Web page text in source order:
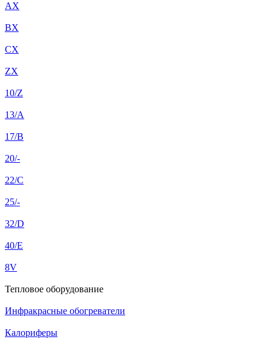
AX
BX
CX
ZX
10/Z
13/A
17/B
20/-
22/C
25/-
32/D
40/E
8V
Тепловое оборудование
Инфракрасные обогреватели
Калориферы